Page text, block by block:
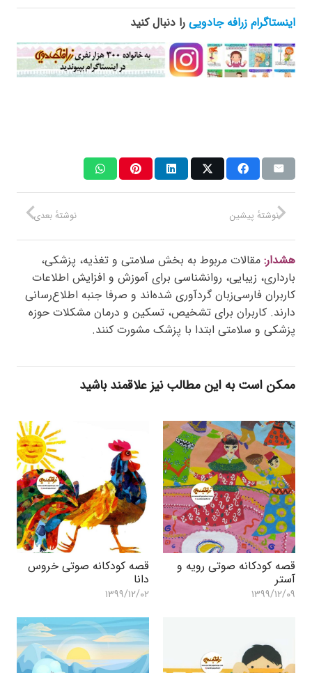
اینستاگرام زرافه جادویی را دنبال کنید
نوشتهٔ بعدی نوشتهٔ پیشین
هشدار: مقالات مربوط به بخش سلامتی و تغذیه، پزشکی،
بارداری، زیبایی، روانشناسی برای آموزش و افزایش اطلاعات
کاربران فارسی‌زبان گردآوری شده‌اند و صرفا جنبه اطلاع‌رسانی
دارند. کاربران برای تشخیص، تسکین و درمان مشکلات حوزه
پزشکی و سلامتی ابتدا با پزشک مشورت کنند.
ممکن است به این مطالب نیز علاقمند باشید
قصه کودکانه صوتی رویه و
آستر
۱۳۹۹/۱۲/۰۹
قصه کودکانه صوتی خروس
دانا
۱۳۹۹/۱۲/۰۲